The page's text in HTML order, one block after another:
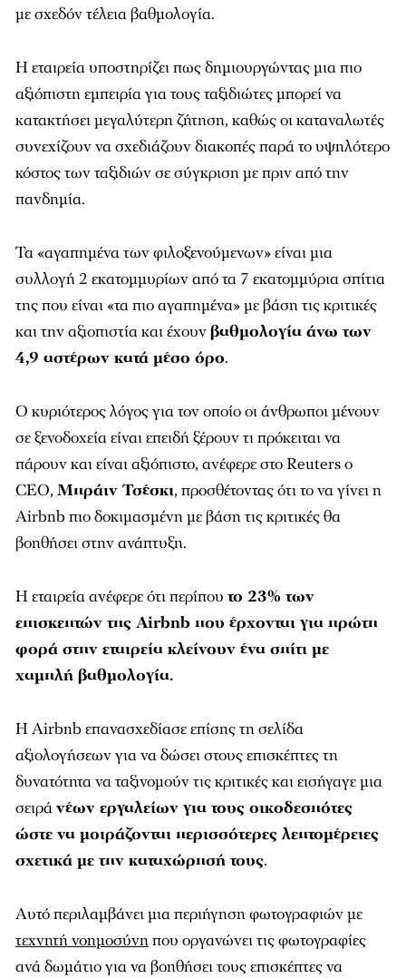
με σχεδόν τέλεια βαθμολογία.
Η εταιρεία υποστηρίζει πως δημιουργώντας μια πιο
αξιόπιστη εμπειρία για τους ταξιδιώτες μπορεί να
κατακτήσει μεγαλύτερη ζήτηση, καθώς οι καταναλωτές
συνεχίζουν να σχεδιάζουν διακοπές παρά το υψηλότερο
κόστος των ταξιδιών σε σύγκριση με πριν από την
πανδημία.
Τα «αγαπημένα των φιλοξενούμενων» είναι μια
συλλογή 2 εκατομμυρίων από τα 7 εκατομμύρια σπίτια
της που είναι «τα πιο αγαπημένα» με βάση τις κριτικές
και την αξιοπιστία και έχουνβαθμολογία άνω των
4,9 αστέρων κατά μέσο όρο.
Ο κυριότερος λόγος για τον οποίο οι άνθρωποι μένουν
σε ξενοδοχεία είναι επειδή ξέρουν τι πρόκειται να
πάρουν και είναι αξιόπιστο, ανέφερε στο Reuters o
CEO, Μπράιν Τσέσκι, προσθέτοντας ότι το να γίνει η
Airbnb πιο δοκιμασμένη με βάση τις κριτικές θα
βοηθήσει στην ανάπτυξη.
Η εταιρεία ανέφερε ότι περίπου το 23% των
επισκεπτών της Airbnb που έρχονται για πρώτη
φορά στην εταιρεία κλείνουν ένα σπίτι με
χαμηλή βαθμολογία.
Η Airbnb επανασχεδίασε επίσης τη σελίδα
αξιολογήσεων για να δώσει στους επισκέπτες τη
δυνατότητα να ταξινομούν τις κριτικές και εισήγαγε μια
σειράνέων εργαλείων για τους οικοδεσπότες
ώστε να μοιράζονται περισσότερες λεπτομέρειες
σχετικά με την καταχώρησή τους.
Αυτό περιλαμβάνει μια περιήγηση φωτογραφιών με
τεχνητή νοημοσύνηπου οργανώνει τις φωτογραφίες
ανά δωμάτιο για να βοηθήσει τους επισκέπτες να